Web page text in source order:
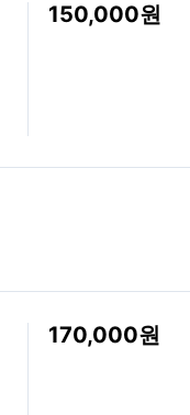
150,000
170,000